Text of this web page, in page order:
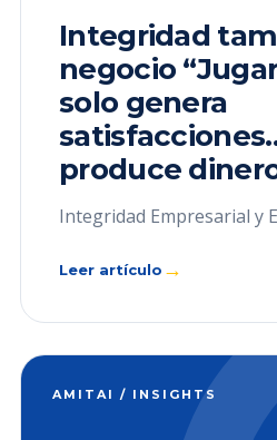
Integridad
negocio
solo genera
produce
Integridad Empresarial y
Leer artículo →
AMITAI / INSIGHTS